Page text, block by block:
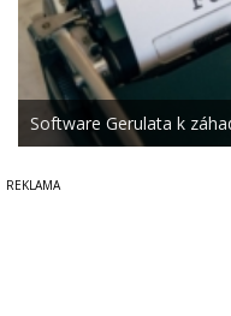
Software Gerulata k